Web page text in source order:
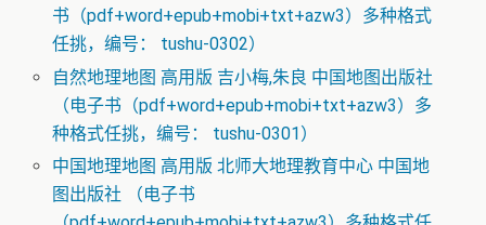
书（pdf+word+epub+mobi+txt+azw3）多种格式
任挑，编号： tushu-0302）
自然地理地图 高用版 吉小梅,朱良 中国地图出版社
（电子书（pdf+word+epub+mobi+txt+azw3）多
种格式任挑，编号： tushu-0301）
中国地理地图 高用版 北师大地理教育中心 中国地
图出版社 （电子书